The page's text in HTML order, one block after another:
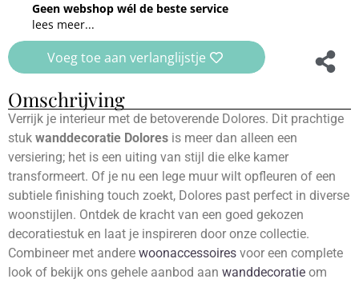
Geen webshop wél de beste service
lees meer...
Voeg toe aan verlanglijstje
Omschrijving
Verrijk je interieur met de betoverende Dolores. Dit prachtige
stuk wanddecoratie Dolores is meer dan alleen een
versiering; het is een uiting van stijl die elke kamer
transformeert. Of je nu een lege muur wilt opfleuren of een
subtiele finishing touch zoekt, Dolores past perfect in diverse
woonstijlen. Ontdek de kracht van een goed gekozen
decoratiestuk en laat je inspireren door onze collectie.
Combineer met andere woonaccessoires voor een complete
look of bekijk ons gehele aanbod aan wanddecoratie om